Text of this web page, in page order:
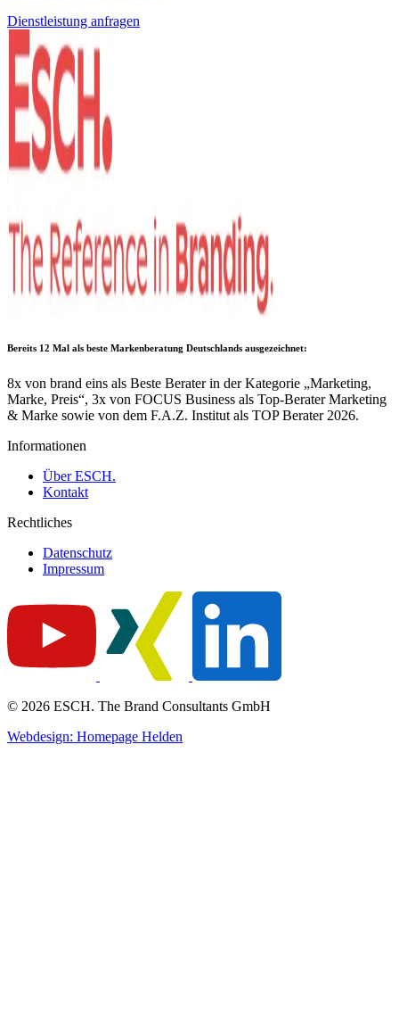
Dienstleistung anfragen
Bereits 12 Mal als beste Markenberatung Deutschlands ausgezeichnet:
8x von brand eins als Beste Berater in der Kategorie „Marketing,
Marke, Preis“, 3x von FOCUS Business als Top-Berater Marketing
& Marke sowie von dem F.A.Z. Institut als TOP Berater 2026.
Informationen
Über ESCH.
Kontakt
Rechtliches
Datenschutz
Impressum
© 2026 ESCH. The Brand Consultants GmbH
Webdesign: Homepage Helden